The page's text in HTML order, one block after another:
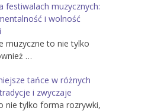
festiwalach muzycznych:
i wolność
muzyczne to nie tylko
…
tańce w różnych
i zwyczaje
nie tylko forma rozrywki,